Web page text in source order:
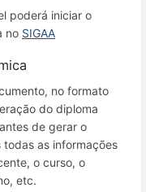
poderá iniciar o
no SIGAA
no formato
do diploma
de gerar o
as informações
o curso, o
etc.